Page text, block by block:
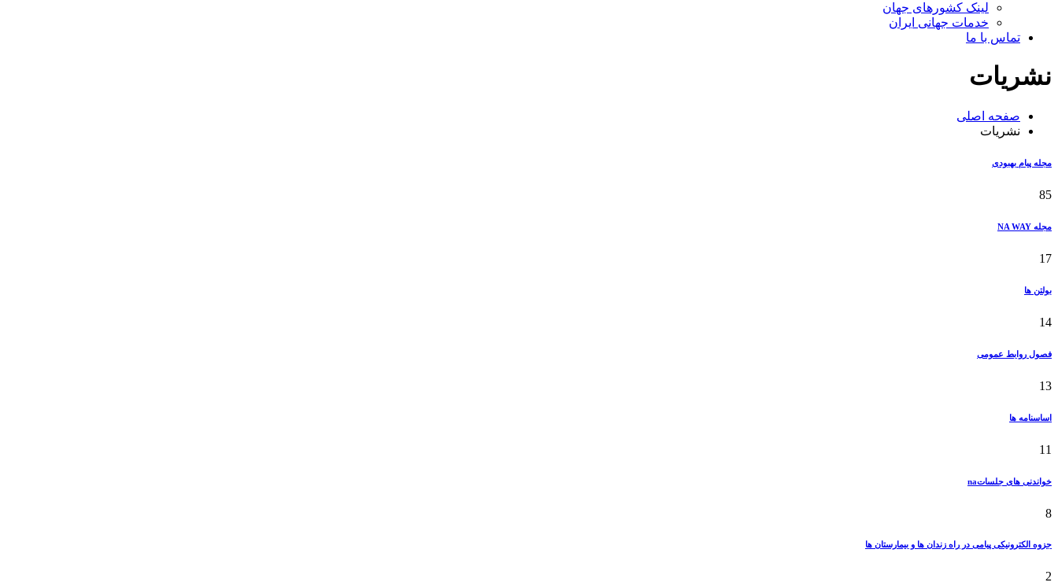
لینک کشورهای جهان
خدمات جهانی ایران
تماس با ما
نشریات
صفحه اصلی
نشریات
مجله پیام بهبودی
85
مجله NA WAY
17
بولتن ها
14
فصول روابط عمومی
13
اساسنامه ها
11
خواندنی های جلساتna
8
جزوه الکترونیکی پیامی در راه زندان ها و بیمارستان ها
2